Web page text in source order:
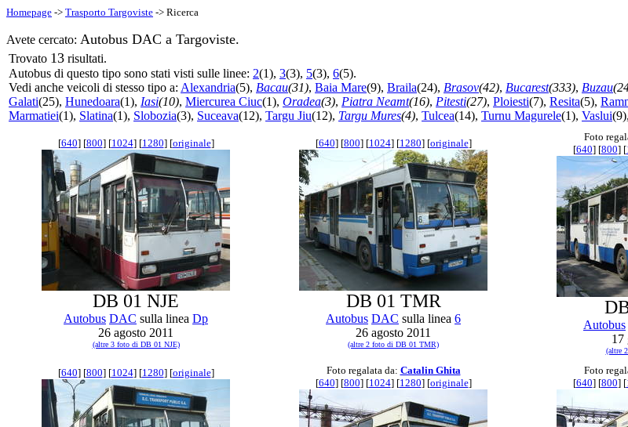
Homepage -> Trasporto Targoviste -> Ricerca
Avete cercato: Autobus DAC a Targoviste.
Trovato 13 risultati.
Autobus di questo tipo sono stati visti sulle linee: 2(1), 3(3), 5(3), 6(5).
Vedi anche veicoli di stesso tipo a: Alexandria(5), Bacau(31), Baia Mare(9), Braila(24), Brasov(42), Bucarest(333), Buzau
Galati(25), Hunedoara(1), Iasi(10), Miercurea Ciuc(1), Oradea(3), Piatra Neamt(16), Pitesti(27), Ploiesti(7), Resita(5),
Marmatiei(1), Slatina(1), Slobozia(3), Suceava(12), Targu Jiu(12), Targu Mures(4), Tulcea(14), Turnu Magurele(1), Vaslui(9),
[640] [800] [1024] [1280] [originale]
DB 01 NJE
Autobus DAC sulla linea Dp
26 agosto 2011
(altre 3 foto di DB 01 NJE)
[640] [800] [1024] [1280] [originale]
DB 01 TMR
Autobus DAC sulla linea 6
26 agosto 2011
(altre 2 foto di DB 01 TMR)
Foto
[640] [800] [
Autobus
17
(altre
[640] [800] [1024] [1280] [originale] Foto regalata da: Catalin Ghita
[640] [800] [1024] [1280] [originale]
Foto
[640] [800] [